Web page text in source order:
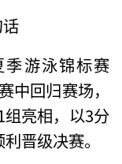
季游泳锦标赛
中回归赛场，
亮相，以3分
晋级决赛。